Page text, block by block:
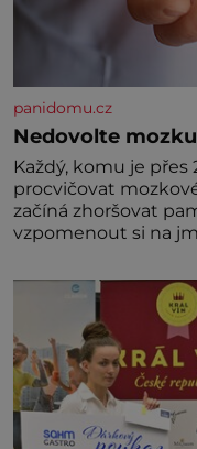
panidomu.cz
Nedovolte
Každý, komu je
procvičovat
začíná zhoršovat
vzpomenout si na
nedávno přečetli.
kdyby se paměť